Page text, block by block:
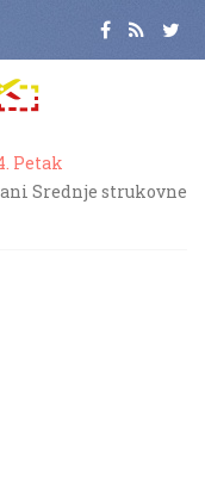
Petak
Srednje strukovne